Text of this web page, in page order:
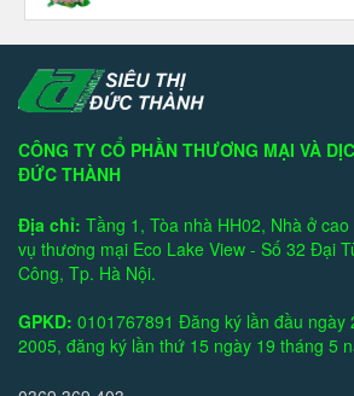
CÔNG TY CỔ PHẦN THƯƠNG MẠI VÀ
ĐỨC THÀNH
Địa chỉ: Tầng 1, Tòa nhà HH02, Nhà ở
vụ thương mại Eco Lake View - Số 32 Đại
Công, Tp. Hà Nội.
GPKD: 0101767891 Đăng ký lần đầu ngày
2005, đăng ký lần thứ 15 ngày 19 tháng 5